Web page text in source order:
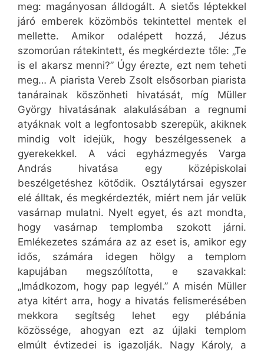
meg: magányosan álldogált. A sietős léptekkel
járó emberek közömbös tekintettel mentek el
mellette. Amikor odalépett hozzá, Jézus
szomorúan rátekintett, és megkérdezte tőle: „Te
is el akarsz menni?” Úgy érezte, ezt nem teheti
meg… A piarista Vereb Zsolt elsősorban piarista
tanárainak köszönheti hivatását, míg Müller
György hivatásának alakulásában a regnumi
atyáknak volt a legfontosabb szerepük, akiknek
mindig volt idejük, hogy beszélgessenek a
gyerekekkel. A váci egyházmegyés Varga
András hivatása egy középiskolai
beszélgetéshez kötődik. Osztálytársai egyszer
elé álltak, és megkérdezték, miért nem jár velük
vasárnap mulatni. Nyelt egyet, és azt mondta,
hogy vasárnap templomba szokott járni.
Emlékezetes számára az az eset is, amikor egy
idős, számára idegen hölgy a templom
kapujában megszólította, e szavakkal:
„Imádkozom, hogy pap legyél.” A misén Müller
atya kitért arra, hogy a hivatás felismerésében
mekkora segítség lehet egy plébánia
közössége, ahogyan ezt az újlaki templom
elmúlt évtizedei is igazolják. Nagy Károly, a